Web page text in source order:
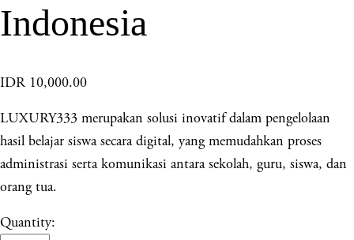
Indonesia
IDR 10,000.00
LUXURY333 merupakan solusi inovatif dalam pengelolaan
hasil belajar siswa secara digital, yang memudahkan proses
administrasi serta komunikasi antara sekolah, guru, siswa, dan
orang tua.
Quantity: